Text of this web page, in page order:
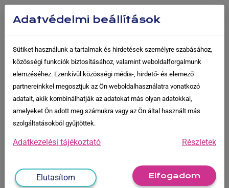
Skip
-Rólunk -Médiatár
Médiatár
Adatvédelmi beállítások
Sütiket használunk a tartalmak és hirdetések személyre szabásához,
közösségi funkciók biztosításához, valamint weboldalforgalmunk
elemzéséhez. Ezenkívül közösségi média-, hirdető- és elemező
partnereinkkel megosztjuk az Ön weboldalhasználatra vonatkozó
adatait, akik kombinálhatják az adatokat más olyan adatokkal,
amelyeket Ön adott meg számukra vagy az Ön által használt más
szolgáltatásokból gyűjtöttek.
Adatkezelési tájékoztató Részletek
Elutasítom Elfogadom